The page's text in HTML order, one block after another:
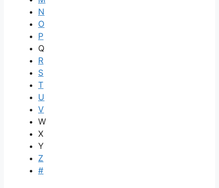
N
O
P
Q
R
S
T
U
V
W
X
Y
Z
#